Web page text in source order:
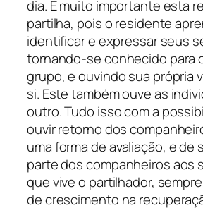
dia. É muito importante esta
partilha, pois o residente
identificar e expressar seus
tornando-se conhecido para
grupo, e ouvindo sua própria
si. Este também ouve as
outro. Tudo isso com a
ouvir retorno dos
uma forma de avaliação, e de
parte dos companheiros aos
que vive o partilhador,
de crescimento na